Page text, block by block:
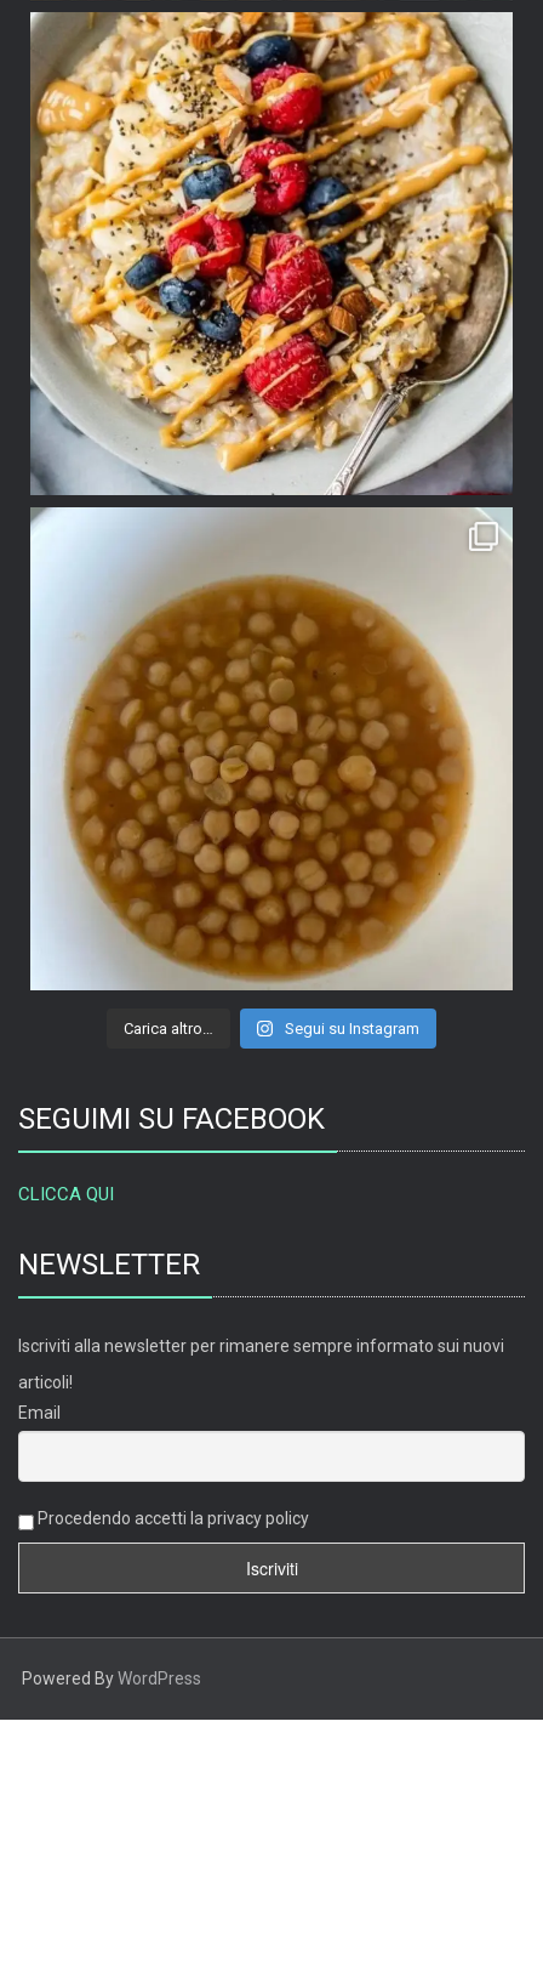
Carica altro… Segui su Instagram
SEGUIMI SU FACEBOOK
CLICCA QUI
NEWSLETTER
Iscriviti alla newsletter per rimanere sempre informato sui nuovi
articoli!
Email
Procedendo accetti la privacy policy
Powered ByWordPress